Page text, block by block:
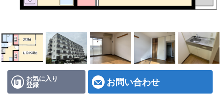
地図から探す
スタッフ紹介
店舗情報·アクセス
会社概要お気に入り
登録 お問い合わせ